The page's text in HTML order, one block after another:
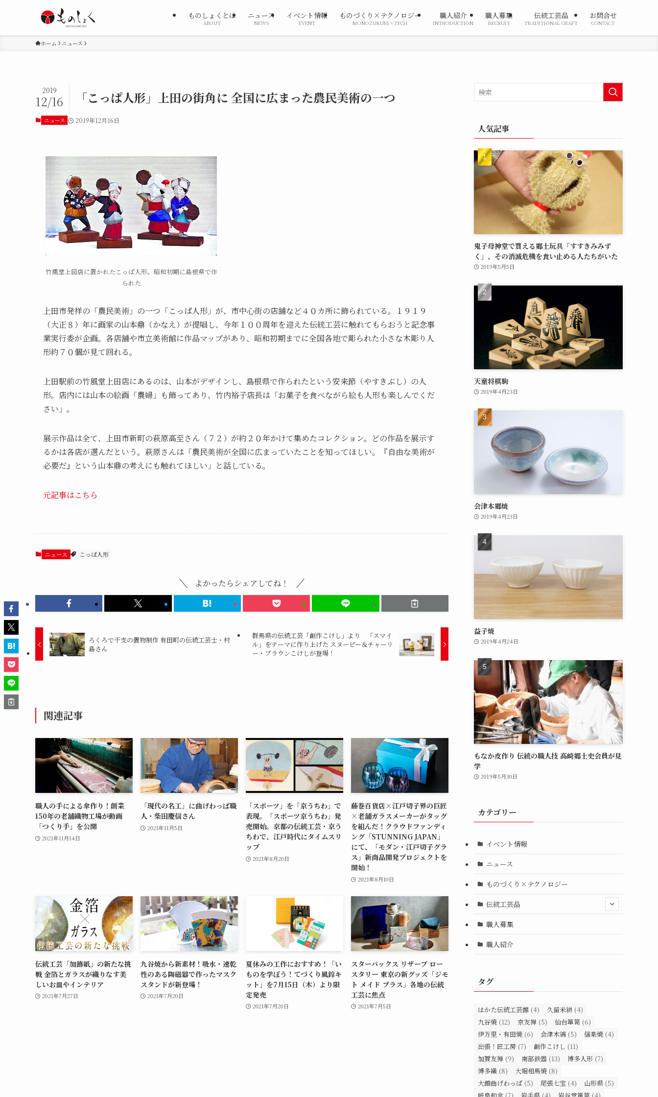
ものしょくとは
ABOUT
ニュース
NEWS
イベント情報
EVENT
ものづくり×テクノロジー
MONOZUKURI×TECH
職人紹介
INTRODUCTION
職人募集
RECRUIT
伝統工芸品
TRADITIONAL CRAFT
お問合せ
CONTACT
ホーム ニュース
「こっぱ人形」上田の街角に 全国に広まった農民美術の一つ
2019
12/16
ニュース 2019年12月16日
竹風堂上田店に置かれたこっぱ人形。昭和初期に島根県で作
られた
上田市発祥の「農民美術」の一つ「こっぱ人形」が、市中心街の店舗など４０カ所に飾られている。１９１９
（大正８）年に画家の山本鼎（かなえ）が提唱し、今年１００周年を迎えた伝統工芸に触れてもらおうと記念事
業実行委が企画。各店舗や市立美術館に作品マップがあり、昭和初期までに全国各地で彫られた小さな木彫り人
形約７０個が見て回れる。
上田駅前の竹風堂上田店にあるのは、山本がデザインし、島根県で作られたという安来節（やすきぶし）の人
形。店内には山本の絵画「農婦」も飾ってあり、竹内裕子店長は「お菓子を食べながら絵も人形も楽しんでくだ
さい」。
展示作品は全て、上田市新町の萩原高至さん（７２）が約２０年かけて集めたコレクション。どの作品を展示す
るかは各店が選んだという。萩原さんは「農民美術が全国に広まっていたことを知ってほしい。『自由な美術が
必要だ』という山本鼎の考えにも触れてほしい」と話している。
元記事はこちら
ニュース こっぱ人形
よかったらシェアしてね！
ろくろで干支の置物制作 有田町の伝統工芸士・村
島さん
群馬県の伝統工芸「創作こけし」より 「スマイ
ル」をテーマに作り上げた スヌーピー＆チャーリ
ー・ブラウンこけしが登場！
関連記事
職人の手による傘作り！創業
150年の老舗織物工場が動画
「つくり手」を公開
2021年11月14日
「現代の名工」に曲げわっぱ職
人・柴田慶信さん
2021年11月5日
「スポーツ」を「京うちわ」で
表現。「スポーツ京うちわ」発
売開始。京都の伝統工芸・京う
ちわで、江戸時代にタイムスリ
ップ
2021年8月20日
藤巻百貨店×江戸切子界の巨匠
×老舗ガラスメーカーがタッグ
を組んだ！クラウドファンディ
ング「STUNNING JAPAN」
にて、「モダン・江戸切子グラ
ス」新商品開発プロジェクトを
開始！
2021年8月10日
伝統工芸「加飾紙」の新たな挑
戦 金箔とガラスが織りなす美
しいお皿やインテリア
2021年7月27日
九谷焼から新素材！吸水・速乾
性のある陶磁器で作ったマスク
スタンドが新登場！
2021年7月20日
夏休みの工作におすすめ！「い
ものを学ぼう！てづくり風鈴キ
ット」を7月15日（木）より限
定発売
2021年7月20日
スターバックス リザーブ ロー
スタリー 東京の新グッズ「ジモ
ト メイド プラス」各地の伝統
工芸に焦点
2021年7月5日
人気記事
鬼子母神堂で買える郷土玩具「すすきみみず
く」、その消滅危機を食い止める人たちがいた
2019年5月5日
天童将棋駒
2019年4月23日
会津本郷焼
2019年4月23日
益子焼
2019年4月24日
もなか皮作り 伝統の職人技 高崎郷土史会員が見
学
2019年5月30日
カテゴリー
イベント情報
ニュース
ものづくり×テクノロジー
伝統工芸品
職人募集
職人紹介
タグ
はかた伝統工芸館 (4) 久留米絣 (4)
九谷焼 (12) 京友禅 (5) 仙台箪笥 (6)
伊万里・有田焼 (6) 会津木綿 (5) 信楽焼 (4)
出張！匠工房 (7) 創作こけし (11)
加賀友禅 (9) 南部鉄器 (13) 博多人形 (7)
博多織 (8) 大堀相馬焼 (8)
大館曲げわっぱ (5) 尾張七宝 (4) 山形県 (5)